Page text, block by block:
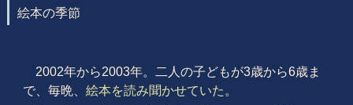
絵本の季節
2002年から2003年。二人の子どもが3歳から6歳ま
で、毎晩、 絵本を読み聞かせていた 。